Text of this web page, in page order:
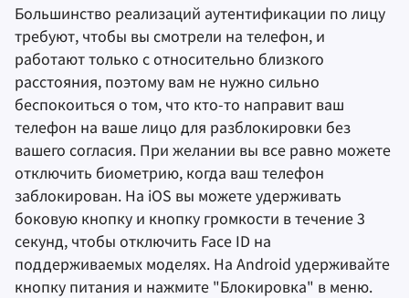
Большинство реализаций аутентификации по лицу
требуют, чтобы вы смотрели на телефон, и
работают только с относительно близкого
расстояния, поэтому вам не нужно сильно
беспокоиться о том, что кто-то направит ваш
телефон на ваше лицо для разблокировки без
вашего согласия. При желании вы все равно можете
отключить биометрию, когда ваш телефон
заблокирован. На iOS вы можете удерживать
боковую кнопку и кнопку громкости в течение 3
секунд, чтобы отключить Face ID на
поддерживаемых моделях. На Android удерживайте
кнопку питания и нажмите "Блокировка" в меню.